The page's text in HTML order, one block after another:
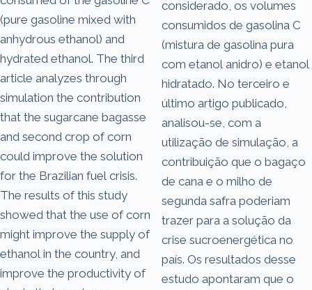
(pure gasoline mixed with
anhydrous ethanol) and
hydrated ethanol. The third
article analyzes through
simulation the contribution
that the sugarcane bagasse
and second crop of corn
could improve the solution
for the Brazilian fuel crisis.
The results of this study
showed that the use of corn
might improve the supply of
ethanol in the country, and
improve the productivity of
considerado, os volumes
consumidos de gasolina C
(mistura de gasolina pura
com etanol anidro) e etanol
hidratado. No terceiro e
último artigo publicado,
analisou-se, com a
utilização de simulação, a
contribuição que o bagaço
de cana e o milho de
segunda safra poderiam
trazer para a solução da
crise sucroenergética no
país. Os resultados desse
estudo apontaram que o